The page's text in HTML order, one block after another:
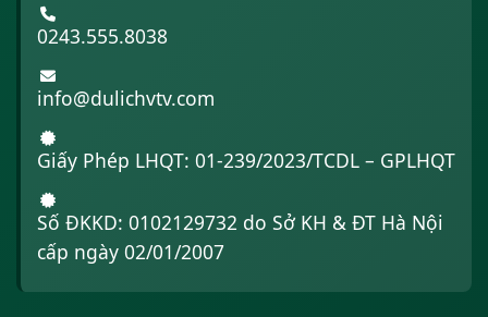
0243.555.8038
info@dulichvtv.com
Giấy Phép LHQT: 01-239/2023/TCDL – GPLHQT
Số ĐKKD: 0102129732 do Sở KH & ĐT Hà Nội
cấp ngày 02/01/2007